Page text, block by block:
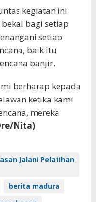
kegiatan ini
bagi setiap
setiap
baik itu
banjir.
berharap kepada
ketika kami
mereka
Nita)
Jalani Pelatihan
berita madura